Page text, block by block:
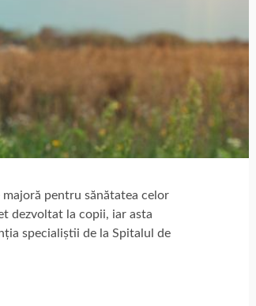
pentru sănătatea celor
dezvoltat la copii, iar asta
specialiștii de la Spitalul de